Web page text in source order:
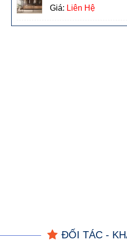
Giá: Liên Hệ
ĐỐI TÁC -